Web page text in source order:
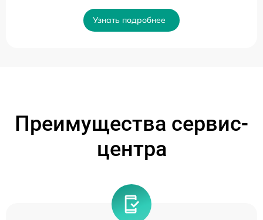
Узнать подробнее
Преимущества сервис-
центра